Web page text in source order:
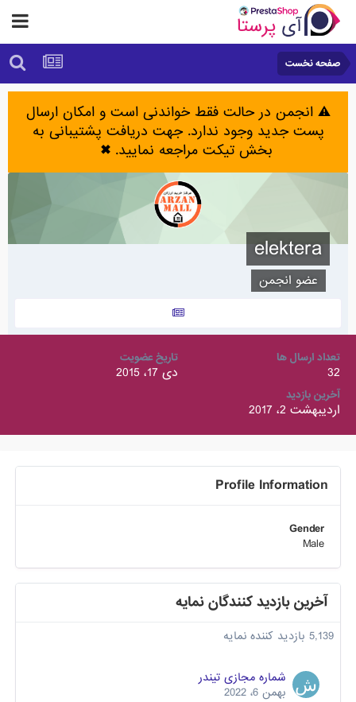
صفحه نخست
⚠️ انجمن در حالت فقط خواندنی است و امکان ارسال
پست جدید وجود ندارد. جهت دریافت پشتیبانی به
بخش تیکت مراجعه نمایید.✖
elektera
عضو انجمن
تعداد ارسال ها
32
تاریخ عضویت
دی 17، 2015
آخرین بازدید
اردیبهشت 2، 2017
Profile Information
Gender
Male
آخرین بازدید کنندگان نمایه
5,139 بازدید کننده نمایه
شماره مجازی تیندر
بهمن 6، 2022